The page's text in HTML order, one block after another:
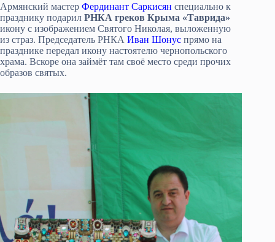
Армянский мастер Фердинант Саркисян специально к
празднику подарил РНКА греков Крыма «Таврида»
икону с изображением Святого Николая, выложенную
из страз. Председатель РНКА Иван Шонус прямо на
празднике передал икону настоятелю чернопольского
храма. Вскоре она займёт там своё место среди прочих
образов святых.